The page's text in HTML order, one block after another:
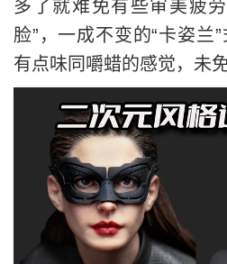
多了就难免有些审美疲
脸”，一成不变的“卡姿兰
有点味同嚼蜡的感觉，未